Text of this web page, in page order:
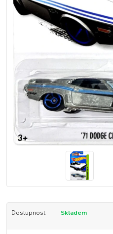
Dostupnost Skladem